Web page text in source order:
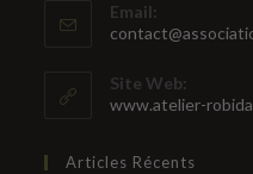
Email:
Site Web:
www.atelier-
Articles Récents